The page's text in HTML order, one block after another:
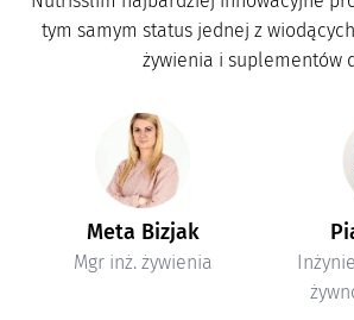
tym samym status jednej z
żywienia i suplementów
Meta Bizjak
Mgr inż. żywienia